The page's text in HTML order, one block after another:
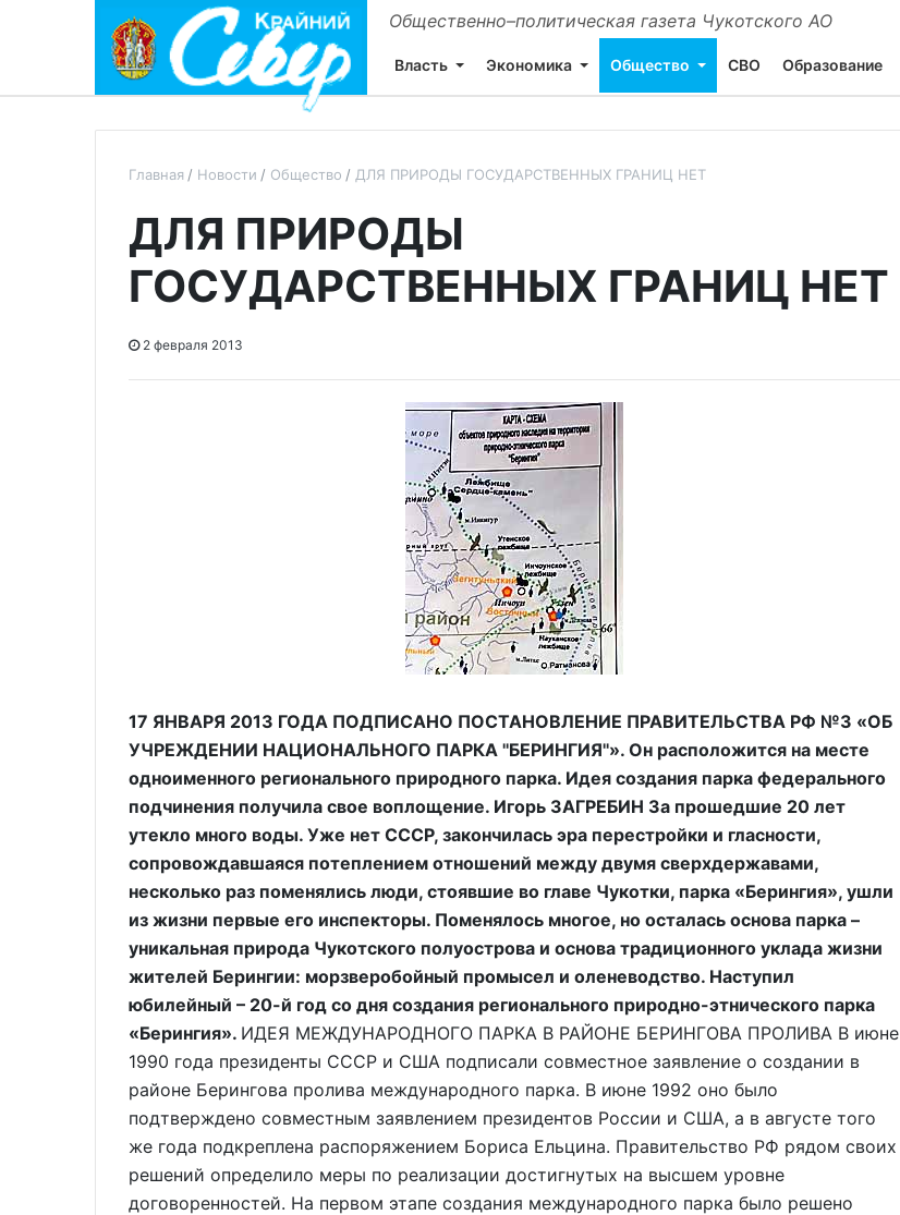
Общественно–политическая газета Чукотского АО
Власть Экономика Общество СВО Образование
Главная Новости Общество ДЛЯ ПРИРОДЫ ГОСУДАРСТВЕННЫХ ГРАНИЦ НЕТ
ДЛЯ ПРИРОДЫ
ГОСУДАРСТВЕННЫХ ГРАНИЦ НЕТ
2 февраля 2013
17 ЯНВАРЯ 2013 ГОДА ПОДПИСАНО ПОСТАНОВЛЕНИЕ ПРАВИТЕЛЬСТВА РФ №3 «ОБ
УЧРЕЖДЕНИИ НАЦИОНАЛЬНОГО ПАРКА ''БЕРИНГИЯ''». Он расположится на месте
одноименного регионального природного парка. Идея создания парка федерального
подчинения получила свое воплощение. Игорь ЗАГРЕБИН За прошедшие 20 лет
утекло много воды. Уже нет СССР, закончилась эра перестройки и гласности,
сопровождавшаяся потеплением отношений между двумя сверхдержавами,
несколько раз поменялись люди, стоявшие во главе Чукотки, парка «Берингия», ушли
из жизни первые его инспекторы. Поменялось многое, но осталась основа парка –
уникальная природа Чукотского полуострова и основа традиционного уклада жизни
жителей Берингии: морзверобойный промысел и оленеводство. Наступил
юбилейный – 20-й год со дня создания регионального природно-этнического парка
«Берингия». ИДЕЯ МЕЖДУНАРОДНОГО ПАРКА В РАЙОНЕ БЕРИНГОВА ПРОЛИВА В июне
1990 года президенты СССР и США подписали совместное заявление о создании в
районе Берингова пролива международного парка. В июне 1992 оно было
подтверждено совместным заявлением президентов России и США, а в августе того
же года подкреплена распоряжением Бориса Ельцина. Правительство РФ рядом своих
решений определило меры по реализации достигнутых на высшем уровне
договоренностей. На первом этапе создания международного парка было решено